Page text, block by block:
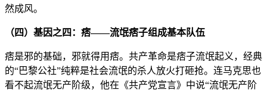
然成风。
（四）基因之四：痞——流氓痞子组成基本队伍
痞是邪的基础，邪就得用痞。共产革命是痞子流氓起义，经典
的“巴黎公社”纯粹是社会流氓的杀人放火打砸抢。连马克思也
看不起流氓无产阶级，他在《共产党宣言》中说“流氓无产阶